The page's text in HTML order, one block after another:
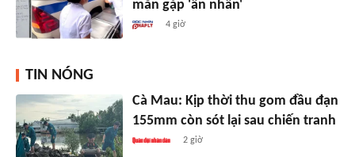
mắn gặp 'ân nhân'
4 giờ
TIN NÓNG
Cà Mau: Kịp thời thu gom đầu đạn
155mm còn sót lại sau chiến tranh
2 giờ